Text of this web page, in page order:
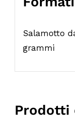
Salamotto
grammi
Prodotti